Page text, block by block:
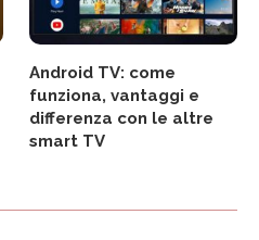
Android TV: come
funziona, vantaggi e
differenza con le altre
smart TV